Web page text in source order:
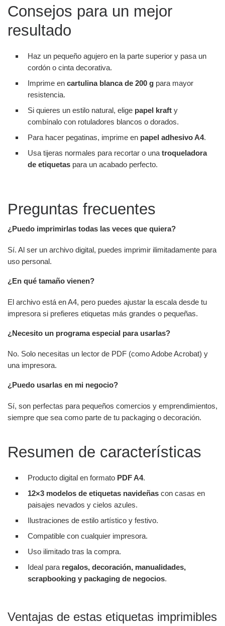
Consejos para un mejor
resultado
Haz un pequeño agujero en la parte superior y pasa un
cordón o cinta decorativa.
Imprime en cartulina blanca de 200 g para mayor
resistencia.
Si quieres un estilo natural, elige papel kraft y
combínalo con rotuladores blancos o dorados.
Para hacer pegatinas, imprime en papel adhesivo A4.
Usa tijeras normales para recortar o una troqueladora
de etiquetas para un acabado perfecto.
Preguntas frecuentes
¿Puedo imprimirlas todas las veces que quiera?
Sí. Al ser un archivo digital, puedes imprimir ilimitadamente para
uso personal.
¿En qué tamaño vienen?
El archivo está en A4, pero puedes ajustar la escala desde tu
impresora si prefieres etiquetas más grandes o pequeñas.
¿Necesito un programa especial para usarlas?
No. Solo necesitas un lector de PDF (como Adobe Acrobat) y
una impresora.
¿Puedo usarlas en mi negocio?
Sí, son perfectas para pequeños comercios y emprendimientos,
siempre que sea como parte de tu packaging o decoración.
Resumen de características
Producto digital en formato PDF A4.
12×3 modelos de etiquetas navideñas con casas en
paisajes nevados y cielos azules.
Ilustraciones de estilo artístico y festivo.
Compatible con cualquier impresora.
Uso ilimitado tras la compra.
Ideal para regalos, decoración, manualidades,
scrapbooking y packaging de negocios.
Ventajas de estas etiquetas imprimibles